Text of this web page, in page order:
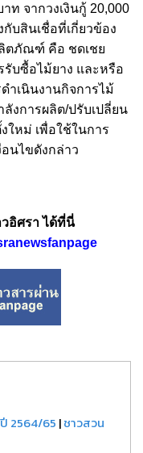
ท จากวงเงินกู้ 20,000
บสินเชื่อที่เกี่ยวข้อง
ตภัณฑ์ คือ ชดเชย
รับซื้อไม้ยาง และหรือ
ำเนินงานกิจการไม้
งการผลิต/ปรับเปลี่ยน
ใหม่ เพื่อใช้ในการ
นไขดังกล่าว
อิศรา ได้ที่นี่
ปี 2564/65 |ชาวสวน